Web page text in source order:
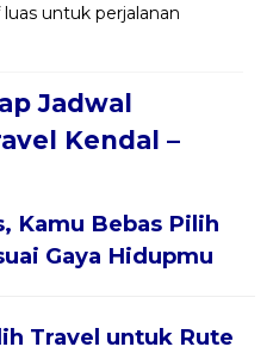
untuk perjalanan
Jadwal
Kendal –
, Kamu Bebas Pilih
Gaya Hidupmu
Travel untuk Rute